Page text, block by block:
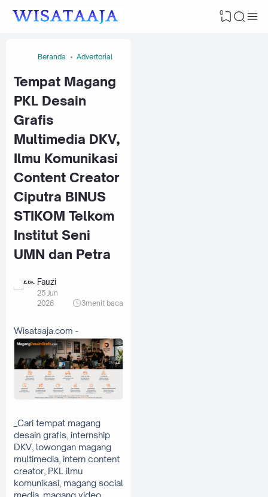
0
Beranda Advertorial
Tempat Magang
PKL Desain
Grafis
Multimedia DKV,
Ilmu Komunikasi
Content Creator
Ciputra BINUS
STIKOM Telkom
Institut Seni
UMN dan Petra
Fauzi
25 Jun
2026
3menit baca
Wisataaja.com -
_Cari tempat magang
desain grafis, internship
DKV, lowongan magang
multimedia, intern content
creator, PKL ilmu
komunikasi, magang social
media, magang video